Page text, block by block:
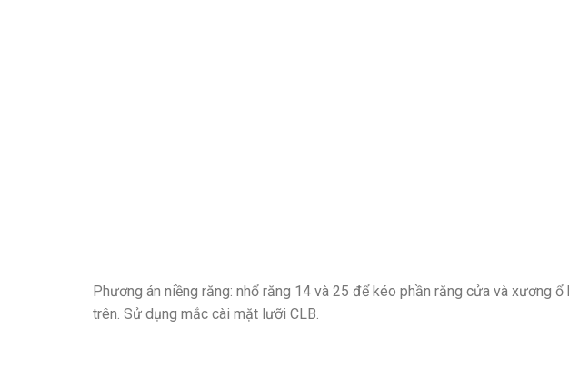
Phương án niềng răng: nhổ răng 14 và 25 để kéo phần răng cửa và xương
trên. Sử dụng mắc cài mặt lưỡi CLB.